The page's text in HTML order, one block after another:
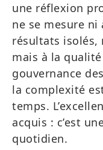
une réflexion
ne se mesure
résultats isolés,
mais à la
gouvernance
la complexité
temps.
acquis : c’est
quotidien.